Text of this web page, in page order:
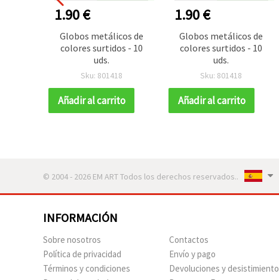
1.90 €
Globos metálicos de
colores surtidos - 10
uds.
Sku: 801418
Añadir al carrito
1.90 €
Globos metálicos de
colores surtidos - 10
uds.
Sku: 801418
Añadir al carrito
© 2004 - 2026 EM ART Todos los derechos reservados..
INFORMACIÓN
Sobre nosotros
Política de privacidad
Términos y condiciones
Contactos
Envío y pago
Devoluciones y desistimiento